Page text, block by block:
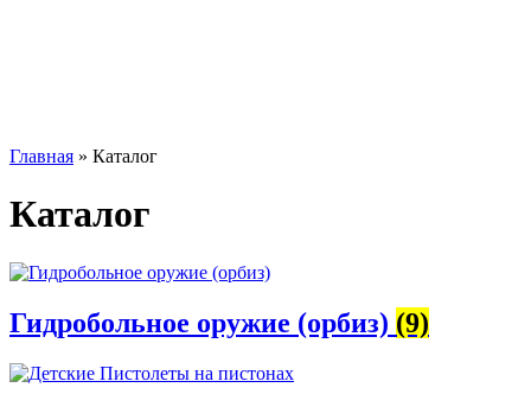
Главная » Каталог
Каталог
Гидробольное оружие (орбиз) (9)